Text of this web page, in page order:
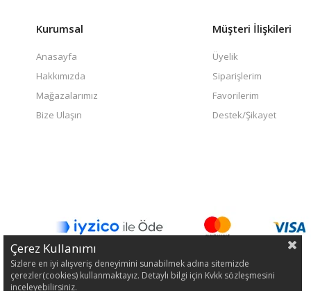
Kurumsal
Anasayfa
Hakkımızda
Mağazalarımız
Bize Ulaşın
Müşteri İlişkileri
Üyelik
Siparişlerim
Favorilerim
Destek/Şikayet
Çerez Kullanımı
Sizlere en iyi alışveriş deneyimini sunabilmek adına sitemizde
çerezler(cookies) kullanmaktayız. Detaylı bilgi için Kvkk sözleşmesini
inceleyebilirsiniz.